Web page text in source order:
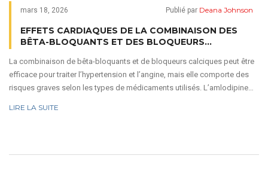
mars 18, 2026 Publié par Deana Johnson
EFFETS CARDIAQUES DE LA COMBINAISON DES
BÊTA-BLOQUANTS ET DES BLOQUEURS
La combinaison de bêta-bloquants et de bloqueurs calciques peut être
efficace pour traiter l’hypertension et l’angine, mais elle comporte des
risques graves selon les types de médicaments utilisés. L’amlodipine
LIRE LA SUITE